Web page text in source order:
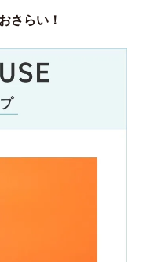
さらい！